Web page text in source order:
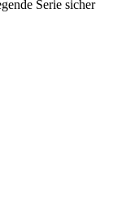
Serie sicher